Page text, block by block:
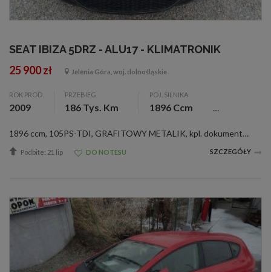
SEAT IBIZA 5DRZ - ALU17 - KLIMATRONIK
25 900 zł Jelenia Góra, woj. dolnośląskie
ROK PROD.
2009
PRZEBIEG
186 Tys. Km
POJ. SILNIKA
1896 Ccm
1896 ccm, 105PS-TDI, GRAFITOWY METALIK, kpl. dokumentacja, I właściciel, sprowadzony, ABS, alum. felgi 17, c. zamek, el. otw. szyby (4), el. reg. lusterka, ESP, immobilizer, klimatyzacja, komputer pokł., 4 pod. pow., tempomat, wspom. kier.,
Podbite: 21 lip DO NOTESU SZCZEGÓŁY